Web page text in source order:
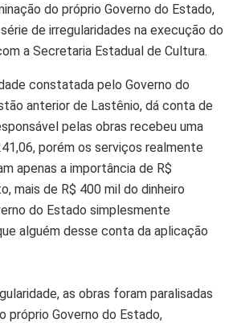
do próprio Governo do Estado,
de irregularidades na execução do
a Secretaria Estadual de Cultura.
constatada pelo Governo do
anterior de Lastênio, dá conta de
pelas obras recebeu uma
porém os serviços realmente
apenas a importância de R$
mais de R$ 400 mil do dinheiro
do Estado simplesmente
alguém desse conta da aplicação
as obras foram paralisadas
próprio Governo do Estado,